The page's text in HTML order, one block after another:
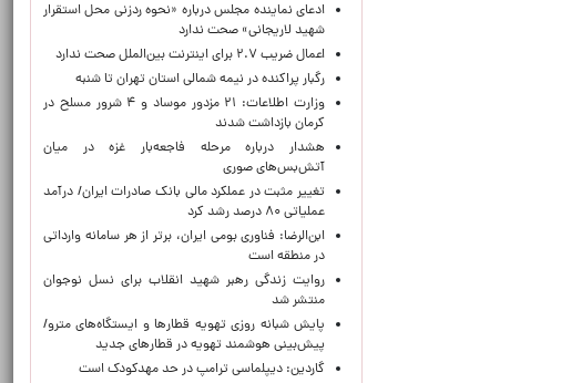
ادعای نماینده مجلس درباره «نحوه ردزنی محل استقرار
شهید لاریجانی» صحت ندارد
اعمال ضریب ۲.۷ برای اینترنت بین‌الملل صحت ندارد
رگبار پراکنده در نیمه شمالی استان تهران تا شنبه
وزارت اطلاعات: ۲۱ مزدور موساد و ۴ شرور مسلح در
کرمان بازداشت شدند
هشدار درباره مرحله فاجعه‌بار غزه در میان
آتش‌بس‌های صوری
تغییر مثبت در عملکرد مالی بانک صادرات ایران/ درآمد
عملیاتی ۸۰ درصد رشد کرد
ابن‌الرضا: فناوری بومی ایران، برتر از هر سامانه وارداتی
در منطقه است
روایت زندگی رهبر شهید انقلاب برای نسل نوجوان
منتشر شد
پایش شبانه روزی تهویه قطارها و ایستگاه‌های مترو/
پیش‌بینی هوشمند تهویه در قطارهای جدید
گاردین: دیپلماسی ترامپ در حد مهدکودک است